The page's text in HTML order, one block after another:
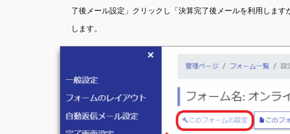
了後メール設定」クリックし「決算完了後メールを利用しま
します。